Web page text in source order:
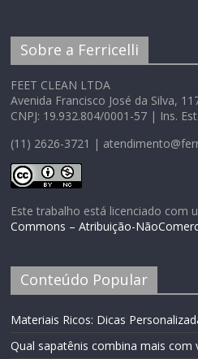
Sobre a Ferricelli
FEET CLEAN LTDA
Avenida Francisco José da Silva,
CNPJ: 19.932.804/0001-57 | Ins.
(11) 2626-3721 |
Este trabalho está licenciado com
Commons – Atribuição-
Conteúdo Popular
Materiais Ricos: Dicas
Qual sapatênis combina mais com